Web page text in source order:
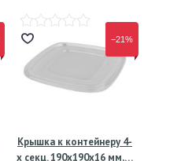
−21%
Крышка к контейнеру 4-
х секц. 190х190х16 мм,…